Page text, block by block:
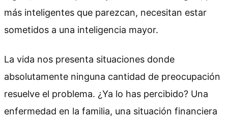
más inteligentes que parezcan, necesitan estar
sometidos a una inteligencia mayor.
La vida nos presenta situaciones donde
absolutamente ninguna cantidad de preocupación
resuelve el problema. ¿Ya lo has percibido? Una
enfermedad en la familia, una situación financiera